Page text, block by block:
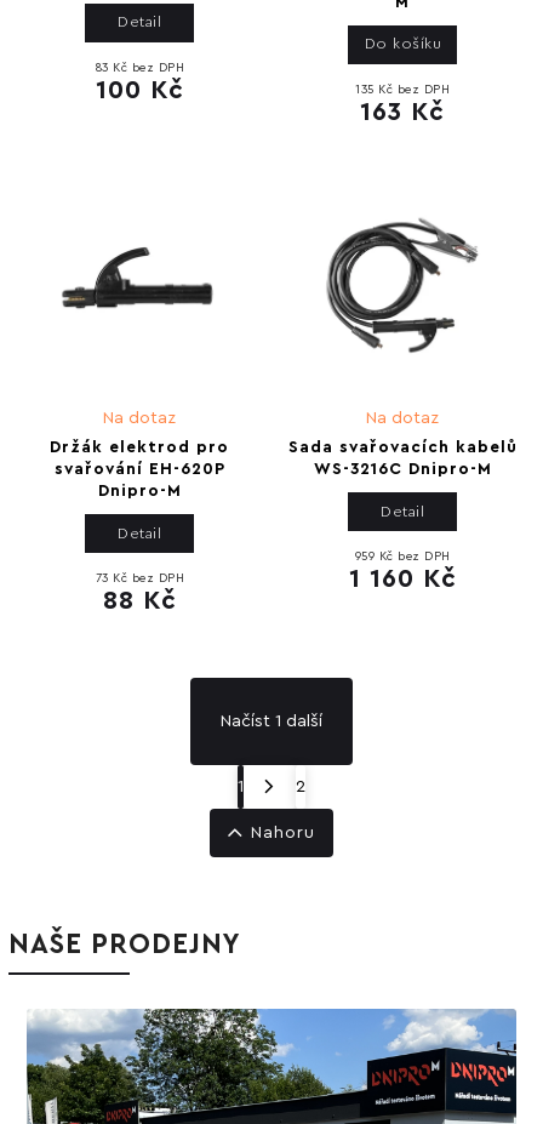
83 Kč bez DPH
100 Kč
Detail
135 Kč bez DPH
163 Kč
Do košíku
Držák elektrod pro
svařování EH-620P
Dnipro-M
Na dotaz
73 Kč bez DPH
88 Kč
Detail
Sada svařovacích kabelů
WS-3216C Dnipro-M
Na dotaz
959 Kč bez DPH
1 160 Kč
Detail
Načíst 1 další
1 2
Nahoru
NAŠE PRODEJNY